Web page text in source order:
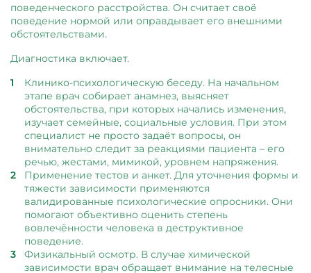
поведенческого расстройства. Он считает своё
поведение нормой или оправдывает его внешними
обстоятельствами.
Диагностика включает.
Клинико-психологическую беседу. На начальном
этапе врач собирает анамнез, выясняет
обстоятельства, при которых начались изменения,
изучает семейные, социальные условия. При этом
специалист не просто задаёт вопросы, он
внимательно следит за реакциями пациента – его
речью, жестами, мимикой, уровнем напряжения.
Применение тестов и анкет. Для уточнения формы и
тяжести зависимости применяются
валидированные психологические опросники. Они
помогают объективно оценить степень
вовлечённости человека в деструктивное
поведение.
Физикальный осмотр. В случае химической
зависимости врач обращает внимание на телесные